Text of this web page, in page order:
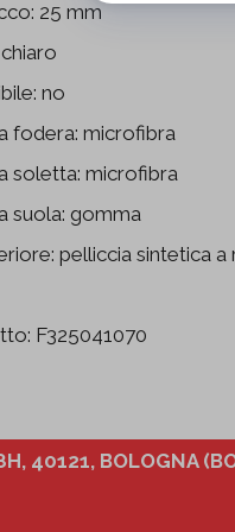
25 mm
no
fodera: microfibra
soletta: microfibra
suola: gomma
pelliccia sintetica a
F325041070
40121, BOLOGNA